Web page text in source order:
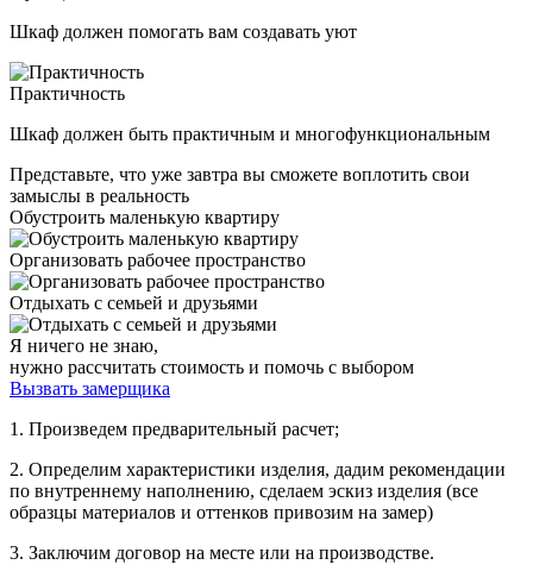
Шкаф должен помогать вам создавать уют
Практичность
Шкаф должен быть практичным и многофункциональным
Представьте, что уже завтра вы сможете воплотить свои
замыслы в реальность
Обустроить маленькую квартиру
Организовать рабочее пространство
Отдыхать с семьей и друзьями
Я ничего не знаю,
нужно рассчитать стоимость и помочь с выбором
Вызвать замерщика
1. Произведем предварительный расчет;
2. Определим характеристики изделия, дадим рекомендации
по внутреннему наполнению, сделаем эскиз изделия (все
образцы материалов и оттенков привозим на замер)
3. Заключим договор на месте или на производстве.